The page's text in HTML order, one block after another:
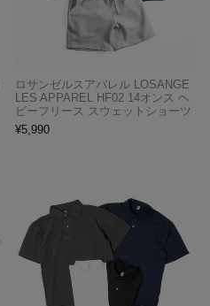
ロサンゼルスアパレル LOSANGE
LES APPAREL HF02 14オンス ヘ
ビーフリース スウェットショーツ
¥5,990